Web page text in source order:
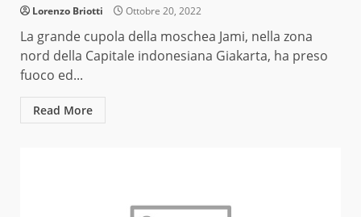
Lorenzo Briotti Ottobre 20, 2022
La grande cupola della moschea Jami, nella zona
nord della Capitale indonesiana Giakarta, ha preso
fuoco ed...
Read More